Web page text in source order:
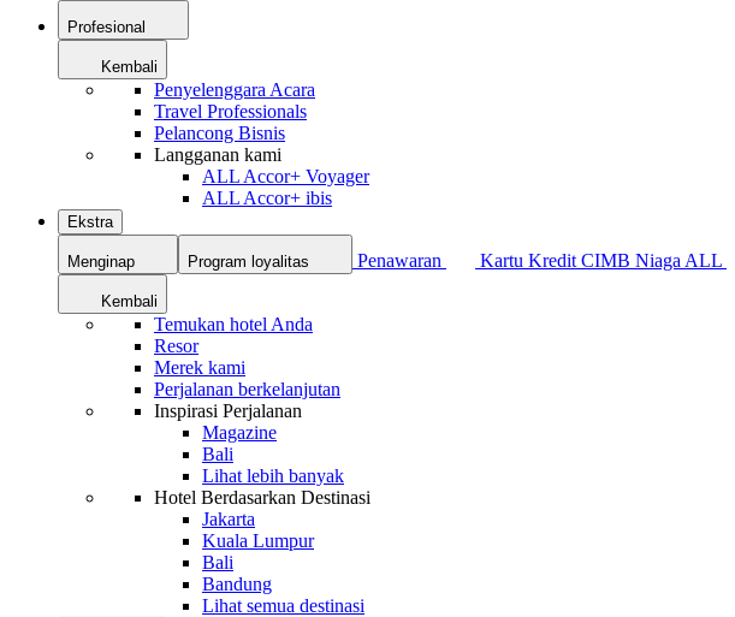
Profesional
Kembali
Penyelenggara Acara
Travel Professionals
Pelancong Bisnis
Langganan kami
ALL Accor+ Voyager
ALL Accor+ ibis
Ekstra
Menginap Program loyalitas Penawaran Kartu Kredit CIMB Niaga ALL
Kembali
Temukan hotel Anda
Resor
Merek kami
Perjalanan berkelanjutan
Inspirasi Perjalanan
Magazine
Bali
Lihat lebih banyak
Hotel Berdasarkan Destinasi
Jakarta
Kuala Lumpur
Bali
Bandung
Lihat semua destinasi